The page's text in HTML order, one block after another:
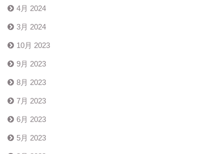
4月 2024
3月 2024
10月 2023
9月 2023
8月 2023
7月 2023
6月 2023
5月 2023